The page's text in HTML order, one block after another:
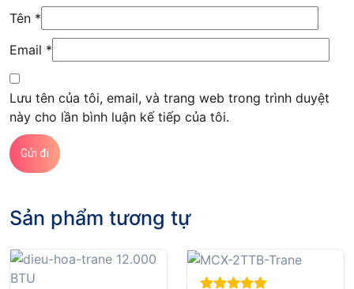
Tên *
Email *
Lưu tên của tôi, email, và trang web trong trình duyệt
này cho lần bình luận kế tiếp của tôi.
Sản phẩm tương tự